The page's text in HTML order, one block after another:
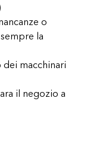
o
la
dei macchinari
il negozio a